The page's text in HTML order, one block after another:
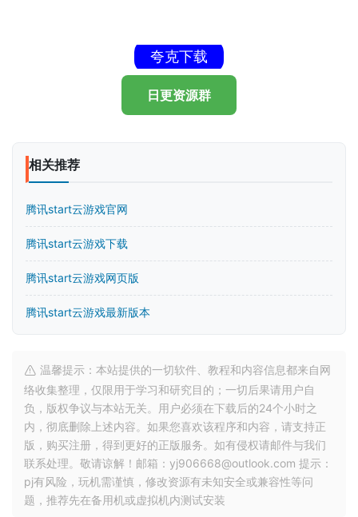
夸克下载
日更资源群
相关推荐
腾讯start云游戏官网
腾讯start云游戏下载
腾讯start云游戏网页版
腾讯start云游戏最新版本
温馨提示：本站提供的一切软件、教程和内容信息都来自网
络收集整理，仅限用于学习和研究目的；一切后果请用户自
负，版权争议与本站无关。用户必须在下载后的24个小时之
内，彻底删除上述内容。如果您喜欢该程序和内容，请支持正
版，购买注册，得到更好的正版服务。如有侵权请邮件与我们
联系处理。敬请谅解！邮箱：yj906668@outlook.com 提示：
pj有风险，玩机需谨慎，修改资源有未知安全或兼容性等问
题，推荐先在备用机或虚拟机内测试安装